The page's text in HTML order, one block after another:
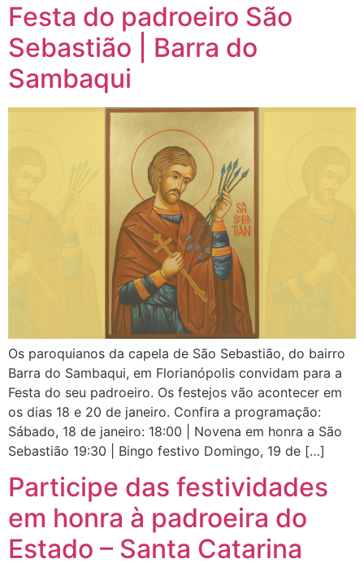
Festa do padroeiro São
Sebastião | Barra do
Sambaqui
Os paroquianos da capela de São Sebastião, do bairro
Barra do Sambaqui, em Florianópolis convidam para a
Festa do seu padroeiro. Os festejos vão acontecer em
os dias 18 e 20 de janeiro. Confira a programação:
Sábado, 18 de janeiro: 18:00 | Novena em honra a São
Sebastião 19:30 | Bingo festivo Domingo, 19 de […]
Participe das festividades
em honra à padroeira do
Estado – Santa Catarina